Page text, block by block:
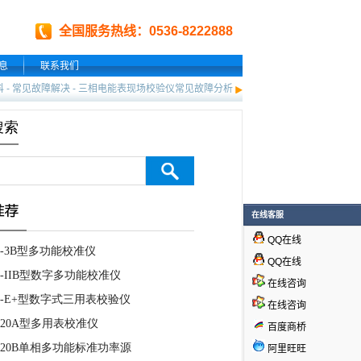
全国服务热线：0536-8222888
联系我们
- 常见故障解决 - 三相电能表现场校验仪常见故障分析
在线客服
QQ在线
QQ在线
在线咨询
在线咨询
百度商桥
阿里旺旺